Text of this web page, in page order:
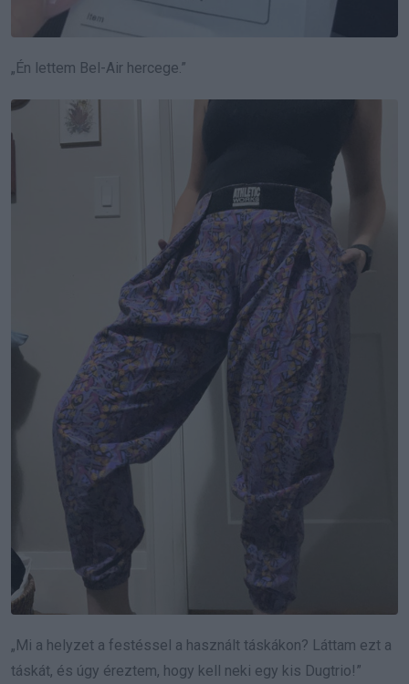
„Én lettem Bel-Air hercege.”
„Mi a helyzet a festéssel a használt táskákon? Láttam ezt a
táskát, és úgy éreztem, hogy kell neki egy kis Dugtrio!”